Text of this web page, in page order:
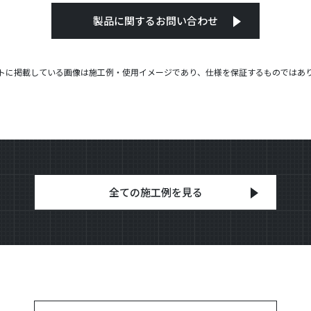
製品に関するお問い合わせ
掲載している画像は施工例・使用イメージであり、仕様を保証するものではあり
全ての施工例を見る